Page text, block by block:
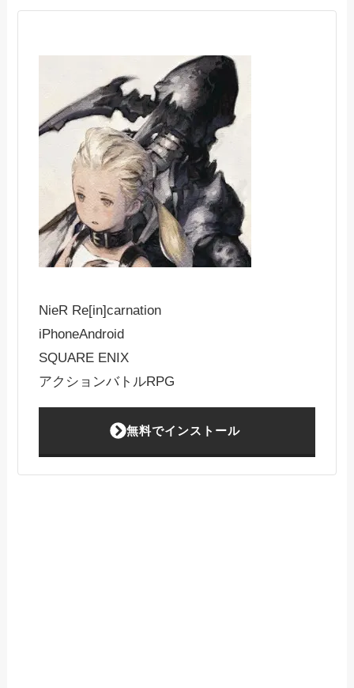
NieR Re[in]carnation
iPhoneAndroid
SQUARE ENIX
アクションバトルRPG
無料でインストール